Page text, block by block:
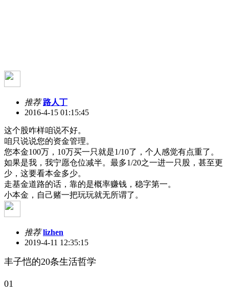
推荐路人丁
2016-4-15 01:15:45
这个股咋样咱说不好。
咱只说说您的资金管理。
您本金100万，10万买一只就是1/10了，个人感觉有点重了。
如果是我，我宁愿仓位减半。最多1/20之一进一只股，甚至更
少，这要看本金多少。
走基金道路的话，靠的是概率赚钱，稳字第一。
小本金，自己赌一把玩玩就无所谓了。
推荐lizhen
2019-4-11 12:35:15
丰子恺的20条生活哲学
01